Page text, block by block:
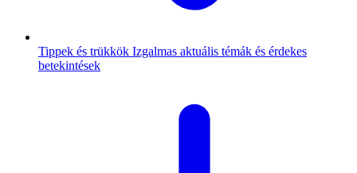
Tippek és trükkök Izgalmas aktuális témák és érdekes
betekintések